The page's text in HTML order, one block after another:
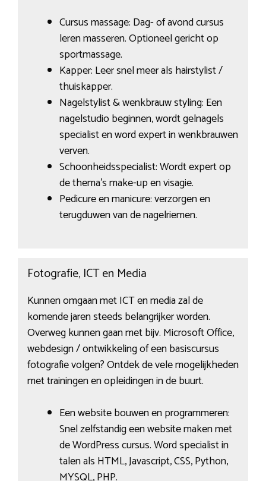
Cursus massage: Dag- of avond cursus
leren masseren. Optioneel gericht op
sportmassage.
Kapper: Leer snel meer als hairstylist /
thuiskapper.
Nagelstylist & wenkbrauw styling: Een
nagelstudio beginnen, wordt gelnagels
specialist en word expert in wenkbrauwen
verven.
Schoonheidsspecialist: Wordt expert op
de thema’s make-up en visagie.
Pedicure en manicure: verzorgen en
terugduwen van de nagelriemen.
Fotografie, ICT en Media
Kunnen omgaan met ICT en media zal de
komende jaren steeds belangrijker worden.
Overweg kunnen gaan met bijv. Microsoft Office,
webdesign / ontwikkeling of een basiscursus
fotografie volgen? Ontdek de vele mogelijkheden
met trainingen en opleidingen in de buurt.
Een website bouwen en programmeren:
Snel zelfstandig een website maken met
de WordPress cursus. Word specialist in
talen als HTML, Javascript, CSS, Python,